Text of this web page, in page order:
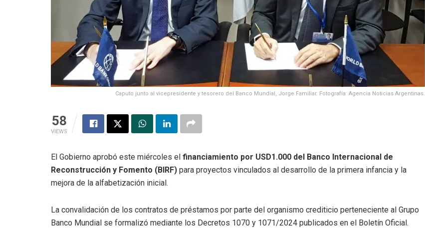
Caputo junto al vicepresidente y tesorero del Banco Mundial, Jorge Familiar. Fotografía: Agencia Noticias Argentinas.
58
VIEWS
El Gobierno aprobó este miércoles el financiamiento por USD1.000 del Banco Internacional de
Reconstrucción y Fomento (BIRF) para proyectos vinculados al desarrollo de la primera infancia y la
mejora de la alfabetización inicial.
La convalidación de los contratos de préstamos por parte del organismo crediticio perteneciente al Grupo
Banco Mundial se formalizó mediante los Decretos 1070 y 1071/2024 publicados en el Boletín Oficial.